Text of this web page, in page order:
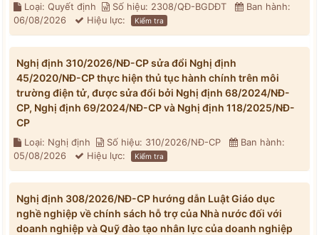
Loại: Quyết định Số hiệu: 2308/QĐ-BGDĐT
Ban hành:
06/08/2026
Hiệu lực: Kiểm tra
Nghị định 310/2026/NĐ-CP sửa đổi Nghị định
45/2020/NĐ-CP thực hiện thủ tục hành chính trên môi
trường điện tử, được sửa đổi bởi Nghị định 68/2024/NĐ-
CP, Nghị định 69/2024/NĐ-CP và Nghị định 118/2025/NĐ-
CP
Loại: Nghị định Số hiệu: 310/2026/NĐ-CP
Ban hành:
05/08/2026
Hiệu lực: Kiểm tra
Nghị định 308/2026/NĐ-CP hướng dẫn Luật Giáo dục
nghề nghiệp về chính sách hỗ trợ của Nhà nước đối với
doanh nghiệp và Quỹ đào tạo nhân lực của doanh nghiệp